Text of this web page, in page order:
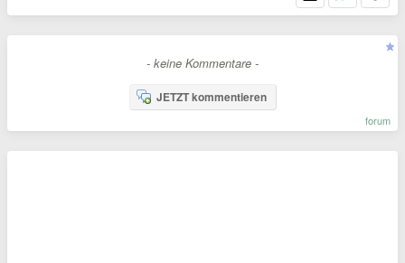
- keine Kommentare -
JETZT kommentieren
forum